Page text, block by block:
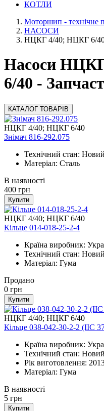
КОТЛИ
Моторшип - технічне
НАСОСИ
НЦКГ 4/40; НЦКГ 6/
Насоси
6/40 -
КАТАЛОГ ТОВАРІВ
НЦКГ 4/40; НЦКГ 6/40
Знімач 816-292.075
Технічний стан: Новий
Матеріал: Сталь
В наявності
400 грн
Купити
НЦКГ 4/40; НЦКГ 6/40
Кільце 014-018-25-2-4
Країна виробник:
Технічний стан: Новий
Матеріал: Гума
Продано
0 грн
Купити
НЦКГ 4/40; НЦКГ 6/40
Кільце 038-042-30-2-2 (IIС
Країна виробник:
Технічний стан: Новий
Рік виготовлення:
Матеріал: Гума
В наявності
5 грн
Купити